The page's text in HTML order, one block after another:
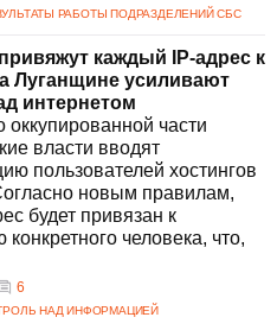
РАБОТЫ ПОДРАЗДЕЛЕНИЙ СБС
каждый IP-адрес к
Луганщине усиливают
интернетом
части
власти вводят
пользователей хостингов
новым правилам,
будет привязан к
человека, что,
6
НАД ИНФОРМАЦИЕЙ